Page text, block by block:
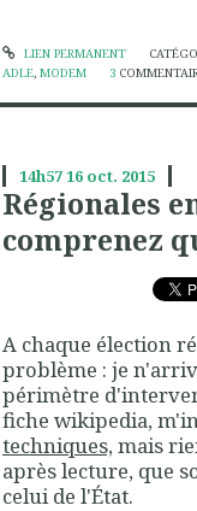
LIEN PERMANENT
ADLE, MODEM 3
14h5716 oct. 2015
Régionales
comprenez
A chaque élection
problème : je
périmètre
fiche wikipedia,
techniques,mais
après lecture, que
celui de l'État.